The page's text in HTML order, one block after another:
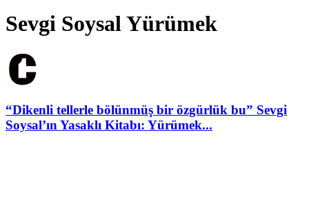
Sevgi Soysal Yürümek
“Dikenli tellerle bölünmüş bir özgürlük bu” Sevgi
Soysal’ın Yasaklı Kitabı: Yürümek...